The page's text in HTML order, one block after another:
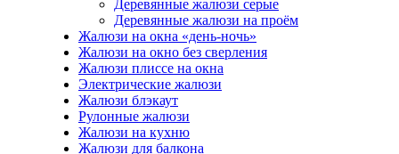
Деревянные жалюзи серые
Деревянные жалюзи на проём
Жалюзи на окна «день-ночь»
Жалюзи на окно без сверления
Жалюзи плиссе на окна
Электрические жалюзи
Жалюзи блэкаут
Рулонные жалюзи
Жалюзи на кухню
Жалюзи для балкона